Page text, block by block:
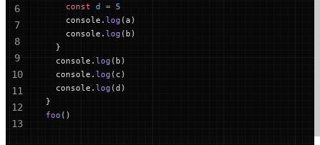
    const
d = 5
    console.
log (a)
    console.
log (b)
  }
  console.
log (b)
  console.
log (c)
  console.
log (d)
}
foo ()
6
7
8
9
10
11
12
13